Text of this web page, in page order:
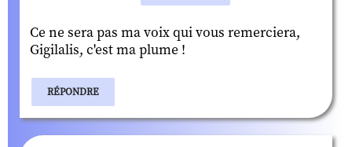
Ce ne sera pas ma voix qui vous remerciera,
Gigilalis, c'est ma plume !
RÉPONDRE